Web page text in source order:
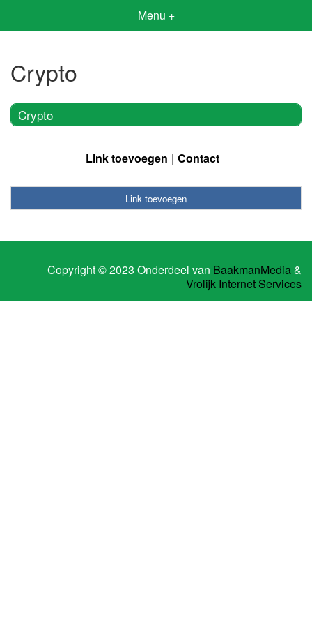
Menu +
Crypto
Crypto
Link toevoegen Contact
Link toevoegen
Copyright © 2023 Onderdeel van BaakmanMedia&
Vrolijk Internet Services